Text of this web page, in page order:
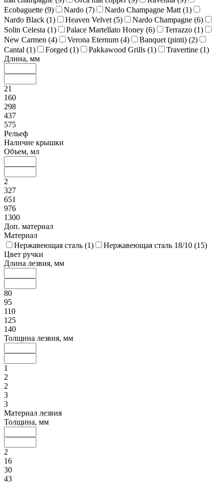
Ecobaguette (9) Nardo (7) Nardo Champagne Matt (1)
Nardo Black (1) Heaven Velvet (5) Nardo Champagne (6)
Solin Celesta (1) Palace Martellato Honey (6) Terrazzo (1)
New Carmen (4) Verona Eternum (4) Banquet (pinti) (2)
Cantal (1) Forged (1) Pakkawood Grills (1) Travertine (1)
Длина, мм
21
160
298
437
575
Рельеф
Наличие крышки
Объем, мл
2
327
651
976
1300
Доп. материал
Материал
Нержавеющая сталь (1) Нержавеющая сталь 18/10 (15)
Цвет ручки
Длина лезвия, мм
80
95
110
125
140
Толщина лезвия, мм
1
2
2
3
3
Материал лезвия
Толщина, мм
2
16
30
43